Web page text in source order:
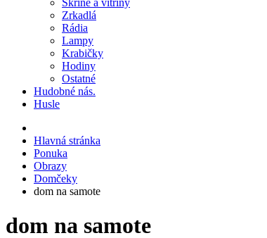
Skrine a vitríny
Zrkadlá
Rádia
Lampy
Krabičky
Hodiny
Ostatné
Hudobné nás.
Husle
Hlavná stránka
Ponuka
Obrazy
Domčeky
dom na samote
dom na samote